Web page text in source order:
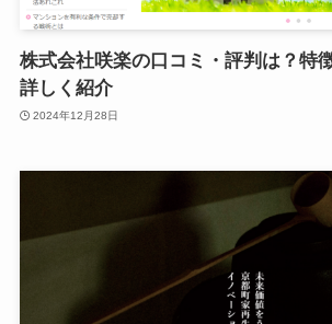
株式会社咲楽の口コミ・評判は？特
詳しく紹介
2024年12月28日